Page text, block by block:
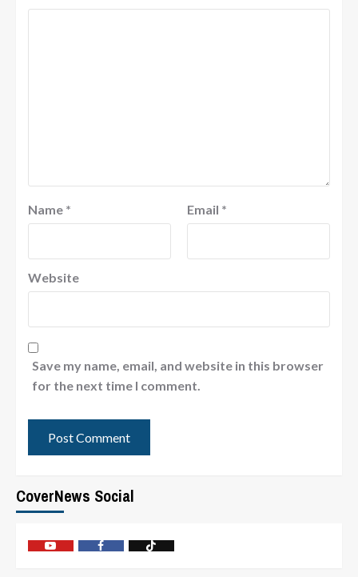
Name * Email *
Website
Save my name, email, and website in this browser
for the next time I comment.
CoverNews Social